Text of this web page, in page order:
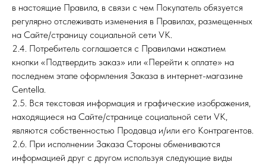
в настоящие Правила, в связи с чем Покупатель обязуется
регулярно отслеживать изменения в Правилах, размещенных
на Сайте/страницу социальной сети VK.
2.4. Потребитель соглашается с Правилами нажатием
кнопки «Подтвердить заказ» или «Перейти к оплате» на
последнем этапе оформления Заказа в интернет-магазине
Centella.
2.5. Вся текстовая информация и графические изображения,
находящиеся на Сайте/странице социальной сети VK,
являются собственностью Продавца и/или его Контрагентов.
2.6. При исполнении Заказа Стороны обмениваются
информацией друг с другом используя следующие виды